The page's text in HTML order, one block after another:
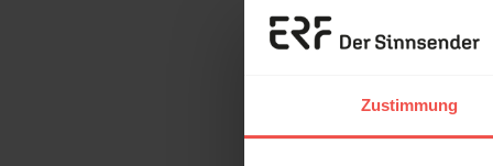
Zustimmung